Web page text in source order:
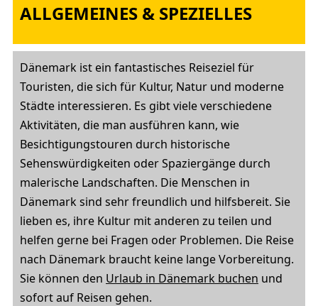
ALLGEMEINES & SPEZIELLES
Dänemark ist ein fantastisches Reiseziel für
Touristen, die sich für Kultur, Natur und moderne
Städte interessieren. Es gibt viele verschiedene
Aktivitäten, die man ausführen kann, wie
Besichtigungstouren durch historische
Sehenswürdigkeiten oder Spaziergänge durch
malerische Landschaften. Die Menschen in
Dänemark sind sehr freundlich und hilfsbereit. Sie
lieben es, ihre Kultur mit anderen zu teilen und
helfen gerne bei Fragen oder Problemen. Die Reise
nach Dänemark braucht keine lange Vorbereitung.
Sie können den Urlaub in Dänemark buchen und
sofort auf Reisen gehen.